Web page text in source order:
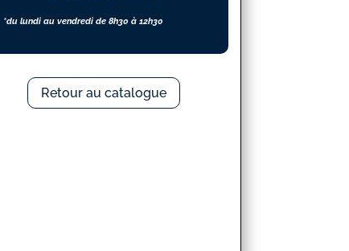
*du lundi au vendredi de 8h30 à 12h30
Retour au catalogue